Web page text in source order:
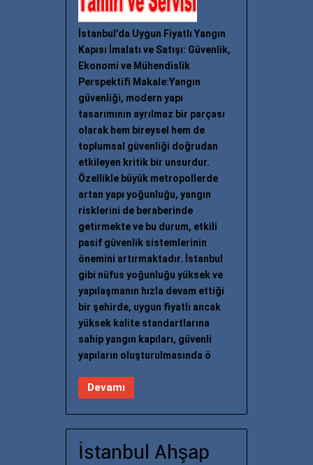
İstanbul’da Uygun Fiyatlı Yangın
Kapısı İmalatı ve Satışı: Güvenlik,
Ekonomi ve Mühendislik
Perspektifi Makale:Yangın
güvenliği, modern yapı
tasarımının ayrılmaz bir parçası
olarak hem bireysel hem de
toplumsal güvenliği doğrudan
etkileyen kritik bir unsurdur.
Özellikle büyük metropollerde
artan yapı yoğunluğu, yangın
risklerini de beraberinde
getirmekte ve bu durum, etkili
pasif güvenlik sistemlerinin
önemini artırmaktadır. İstanbul
gibi nüfus yoğunluğu yüksek ve
yapılaşmanın hızla devam ettiği
bir şehirde, uygun fiyatlı ancak
yüksek kalite standartlarına
sahip yangın kapıları, güvenli
yapıların oluşturulmasında ö
Devamı
İstanbul Ahşap